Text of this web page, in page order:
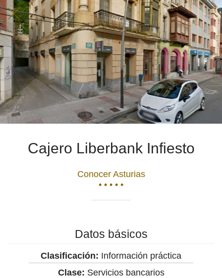
Cajero Liberbank Infiesto
Conocer Asturias
• • • • •
Datos básicos
Clasificación: Información práctica
Clase: Servicios bancarios